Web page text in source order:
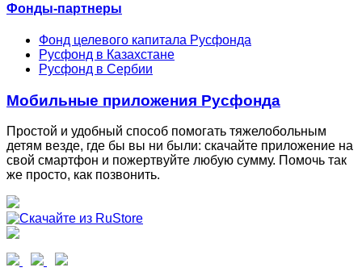
Фонды-партнеры
Фонд целевого капитала Русфонда
Русфонд в Казахстане
Русфонд в Сербии
Мобильные приложения Русфонда
Простой и удобный способ помогать тяжелобольным
детям везде, где бы вы ни были: скачайте приложение на
свой смартфон и пожертвуйте любую сумму. Помочь так
же просто, как позвонить.